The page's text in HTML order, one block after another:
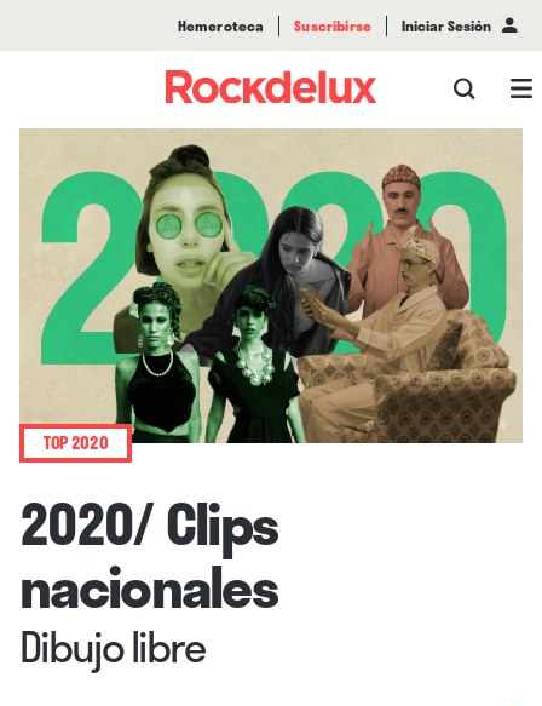
Hemeroteca Suscribirse Iniciar Sesión
TOP 2020
2020/ Clips
nacionales
Dibujo libre